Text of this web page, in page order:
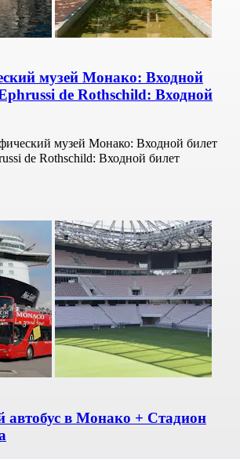
музей Монако: Входной
de Rothschild: Входной
музей Монако: Входной билет
de Rothschild: Входной билет
автобус в Монако + Стадион